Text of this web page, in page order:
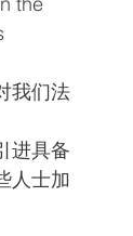
我们法
进具备
人士加